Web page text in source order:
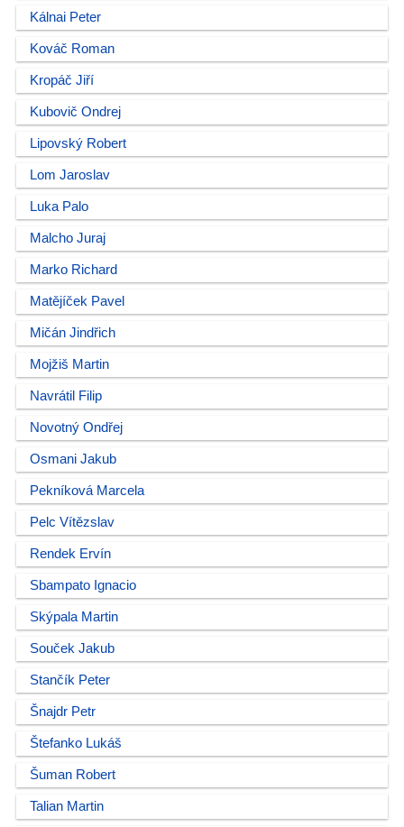
Kálnai Peter
Kováč Roman
Kropáč Jiří
Kubovič Ondrej
Lipovský Robert
Lom Jaroslav
Luka Palo
Malcho Juraj
Marko Richard
Matějíček Pavel
Mičán Jindřich
Mojžiš Martin
Navrátil Filip
Novotný Ondřej
Osmani Jakub
Pekníková Marcela
Pelc Vítězslav
Rendek Ervín
Sbampato Ignacio
Skýpala Martin
Souček Jakub
Stančík Peter
Šnajdr Petr
Štefanko Lukáš
Šuman Robert
Talian Martin